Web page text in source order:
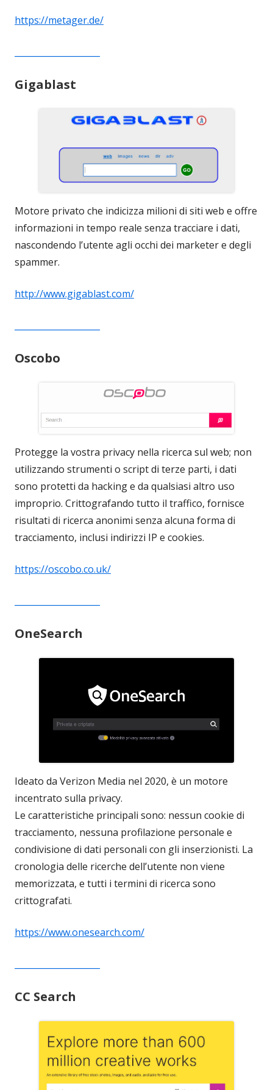
https://metager.de/
Gigablast
Motore privato che indicizza milioni di siti web e offre
informazioni in tempo reale senza tracciare i dati,
nascondendo l’utente agli occhi dei marketer e degli
spammer.
http://www.gigablast.com/
Oscobo
Protegge la vostra privacy nella ricerca sul web; non
utilizzando strumenti o script di terze parti, i dati
sono protetti da hacking e da qualsiasi altro uso
improprio. Crittografando tutto il traffico, fornisce
risultati di ricerca anonimi senza alcuna forma di
tracciamento, inclusi indirizzi IP e cookies.
https://oscobo.co.uk/
OneSearch
Ideato da Verizon Media nel 2020, è un motore
incentrato sulla privacy.
Le caratteristiche principali sono: nessun cookie di
tracciamento, nessuna profilazione personale e
condivisione di dati personali con gli inserzionisti. La
cronologia delle ricerche dell’utente non viene
memorizzata, e tutti i termini di ricerca sono
crittografati.
https://www.onesearch.com/
CC Search